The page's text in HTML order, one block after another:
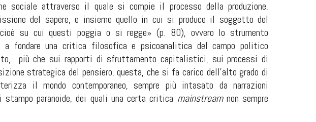
sociale attraverso il quale si compie il processo della produzione,
del sapere, e insieme quello in cui si produce il soggetto del
su cui questi poggia o si regge» (p. 80), ovvero lo strumento
a fondare una critica filosofica e psicoanalitica del campo politico
più che sui rapporti di sfruttamento capitalistici, sui processi di
strategica del pensiero, questa, che si fa carico dell'alto grado di
il mondo contemporaneo, sempre più intasato da narrazioni
paranoide, dei quali una certa critica mainstreamnon sempre